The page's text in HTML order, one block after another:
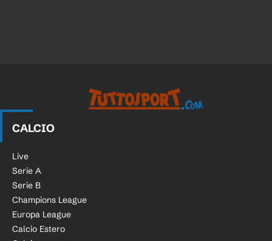
CALCIO
Live
Serie A
Serie B
Champions League
Europa League
Calcio Estero